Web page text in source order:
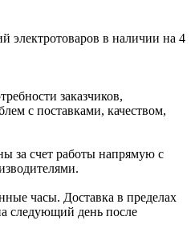
электротоваров в наличии на 4
заказчиков,
с поставками, качеством,
за счет работы напрямую с
часы. Доставка в пределах
следующий день после